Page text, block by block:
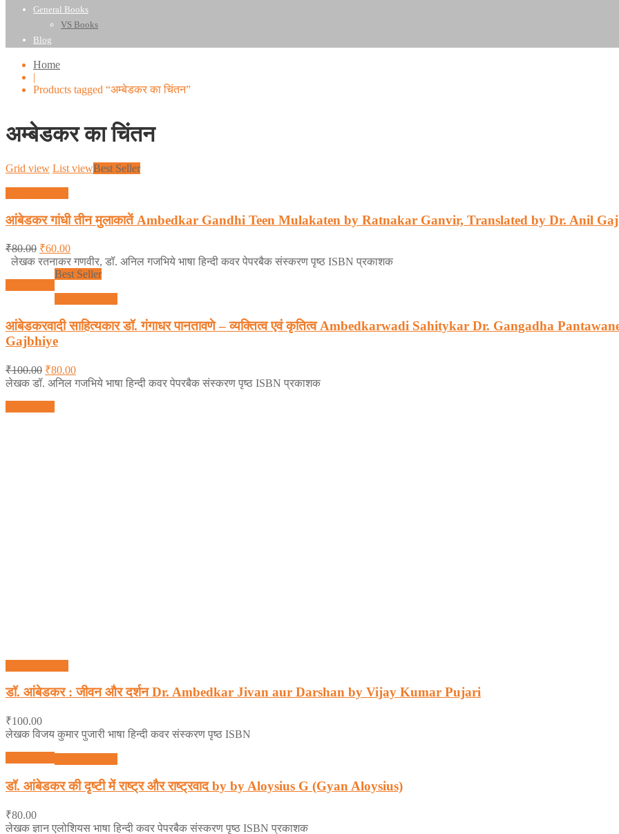
General Books
VS Books
Blog
Home
|
Products tagged “अम्बेडकर का चिंतन”
अम्बेडकर का चिंतन
Grid view List viewBest Seller
आंबेडकर गांधी तीन मुलाकातें Ambedkar Gandhi Teen Mulakaten by Ratnakar Ganvir, Translated by Dr. Anil
₹80.00 ₹60.00
लेखक रतनाकर गणवीर, डॉ. अनिल गजभिये भाषा हिन्दी कवर पेपरबैक संस्करण पृष्ठ ISBN प्रकाशक
Best Seller
आंबेडकरवादी साहित्यकार डॉ. गंगाधर पानतावणे – व्यक्तित्व एवं कृतित्व Ambedkarwadi Sahitykar Dr. Gangadha
Gajbhiye
₹100.00 ₹80.00
लेखक डॉ. अनिल गजभिये भाषा हिन्दी कवर पेपरबैक संस्करण पृष्ठ ISBN प्रकाशक
डॉ. आंबेडकर : जीवन और दर्शन Dr. Ambedkar Jivan aur Darshan by Vijay Kumar Pujari
₹100.00
लेखक विजय कुमार पुजारी भाषा हिन्दी कवर संस्करण पृष्ठ ISBN
डॉ. आंबेडकर की दृष्टी में राष्ट्र और राष्ट्रवाद by by Aloysius G (Gyan Aloysius)
₹80.00
लेखक ज्ञान एलोशियस भाषा हिन्दी कवर पेपरबैक संस्करण पृष्ठ ISBN प्रकाशक